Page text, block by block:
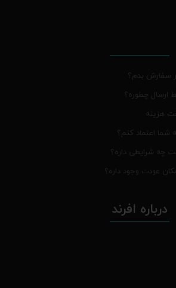
سفارش بدم؟
ارسال چطوره؟
هزینه
شما اعتماد کنم؟
چه شرایطی داره؟
عودت وجود داره؟
درباره افرند